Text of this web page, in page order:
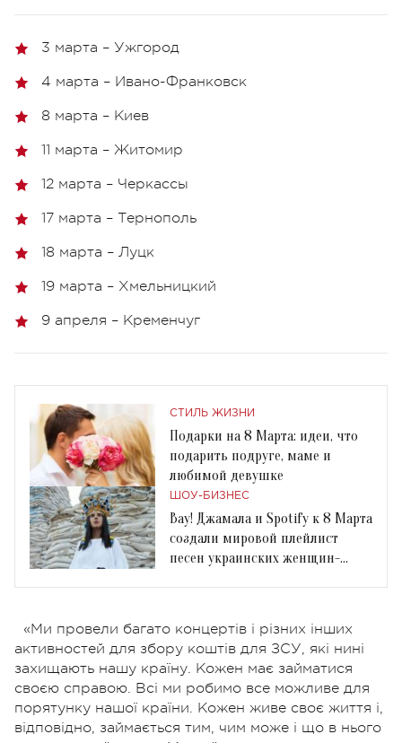
3 марта – Ужгород
4 марта – Ивано-Франковск
8 марта – Киев
11 марта – Житомир
12 марта – Черкассы
17 марта – Тернополь
18 марта – Луцк
19 марта – Хмельницкий
9 апреля – Кременчуг
СТИЛЬ ЖИЗНИ
Подарки на 8 Марта: идеи, что
подарить подруге, маме и
любимой девушке
ШОУ-БИЗНЕС
Вау! Джамала и Spotify к 8 Марта
создали мировой плейлист
песен украинских женщин-
«Ми провели багато концертів і різних інших
активностей для збору коштів для ЗСУ, які нині
захищають нашу країну. Кожен має займатися
своєю справою. Всі ми робимо все можливе для
порятунку нашої країни. Кожен живе своє життя і,
відповідно, займається тим, чим може і що в нього